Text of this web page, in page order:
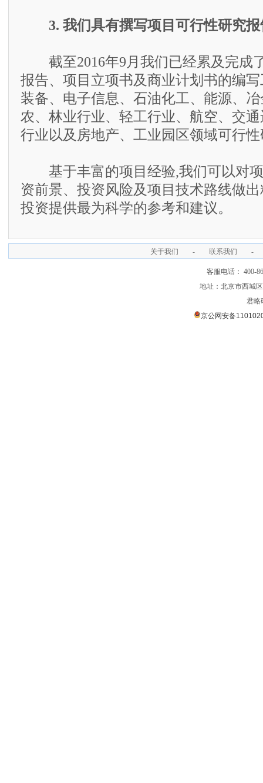
3. 我们具有撰写项目可行性研究
截至2016年9月我们已经累及完成
报告、项目立项书及商业计划书的编
装备、电子信息、石油化工、能源、
农、林业行业、轻工行业、航空、交
行业以及房地产、工业园区领域可行
基于丰富的项目经验,我们可以对项
资前景、投资风险及项目技术路线做
投资提供最为科学的参考和建议。
关于我们 - 联系我们 -
客服电话： 400-
地址：北京市西城
君略
京公网安备